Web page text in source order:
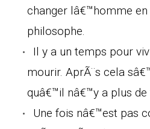
changer lâ€™homme
philosophe.
Il y a un temps pour
mourir. AprÃ¨s cela
quâ€™il nâ€™y a plus
Une fois nâ€™est pas